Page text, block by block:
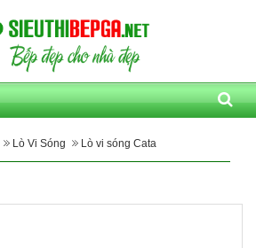
Lò Vi Sóng Lò vi sóng Cata